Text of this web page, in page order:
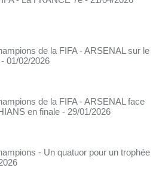
de la FIFA - ARSENAL sur le
- 01/02/2026
de la FIFA - ARSENAL face
en finale - 29/01/2026
- Un quatuor pour un trophée